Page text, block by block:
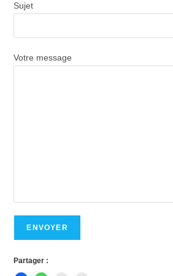
Sujet
Votre message
Partager :